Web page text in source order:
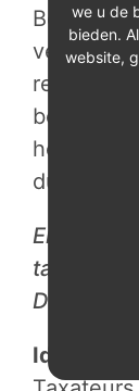
Bereken
herstellen
Erkende
DuPa.
Ideaal
we u de
bieden.
website,